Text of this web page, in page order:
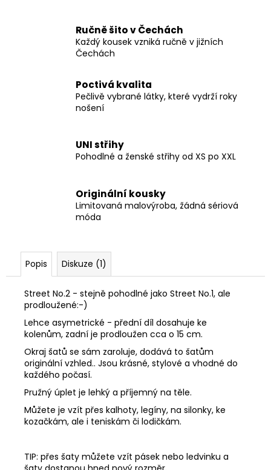
Ručně šito v Čechách
Každý kousek vzniká ručně v jižních
Čechách
Poctivá kvalita
Pečlivě vybrané látky, které vydrží roky
nošení
UNI střihy
Pohodlné a ženské střihy od XS po XXL
Originální kousky
Limitovaná malovýroba, žádná sériová
móda
Popis Diskuze (1)
Street No.2 - stejně pohodlné jako Street No.1, ale
prodloužené:-)
Lehce asymetrické - přední díl dosahuje ke
kolenům, zadní je prodloužen cca o 15 cm.
Okraj šatů se sám zaroluje, dodává to šatům
originální vzhled.. Jsou krásné, stylové a vhodné do
každého počasí.
Pružný úplet je lehký a příjemný na těle.
Můžete je vzít přes kalhoty, legíny, na silonky, ke
kozačkám, ale i teniskám či lodičkám.
TIP: přes šaty můžete vzít pásek nebo ledvinku a